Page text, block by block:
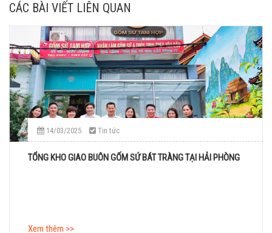
CÁC BÀI VIẾT LIÊN QUAN
14/03/2025 Tin tức
TỔNG KHO GIAO BUÔN GỐM SỨ BÁT TRÀNG TẠI HẢI PHÒNG
Xem thêm >>